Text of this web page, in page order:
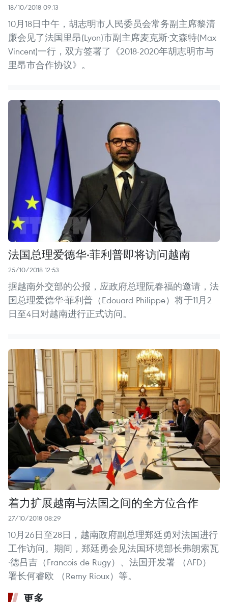
18/10/2018 09:13
10月18日中午，胡志明市人民委员会常务副主席黎清
廉会见了法国里昂(Lyon)市副主席麦克斯·文森特(Max
Vincent)一行，双方签署了《2018-2020年胡志明市与
里昂市合作协议》。
法国总理爱德华·菲利普即将访问越南
25/10/2018 12:53
据越南外交部的公报，应政府总理阮春福的邀请，法
国总理爱德华·菲利普（Edouard Philippe）将于11月2
日至4日对越南进行正式访问。
着力扩展越南与法国之间的全方位合作
27/10/2018 08:29
10月26日至28日，越南政府副总理郑廷勇对法国进行
工作访问。期间，郑廷勇会见法国环境部长弗朗索瓦
·德吕吉（Francois de Rugy）、法国开发署 （AFD）
署长何睿欧 （Remy Rioux）等。
更多